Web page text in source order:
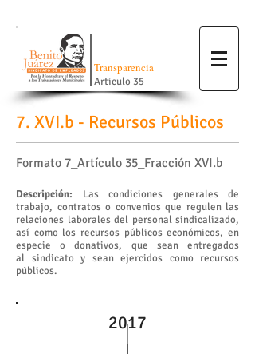
Transparencia
Articulo 35
7. XVI.b - Recursos Públicos
Formato 7_Artículo 35_Fracción XVI.b
Descripción: Las condiciones generales de
trabajo, contratos o convenios que regulen las
relaciones laborales del personal sindicalizado,
así como los recursos públicos económicos, en
especie o donativos, que sean entregados
al sindicato y sean ejercidos como recursos
públicos.
2017